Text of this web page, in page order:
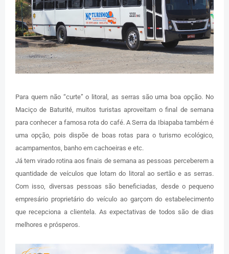
Para quem não “curte” o litoral, as serras são uma boa opção. No
Maciço de Baturité, muitos turistas aproveitam o final de semana
para conhecer a famosa rota do café. A Serra da Ibiapaba também é
uma opção, pois dispõe de boas rotas para o turismo ecológico,
acampamentos, banho em cachoeiras e etc.
Já tem virado rotina aos finais de semana as pessoas perceberem a
quantidade de veículos que lotam do litoral ao sertão e as serras.
Com isso, diversas pessoas são beneficiadas, desde o pequeno
empresário proprietário do veículo ao garçom do estabelecimento
que recepciona a clientela. As expectativas de todos são de dias
melhores e prósperos.